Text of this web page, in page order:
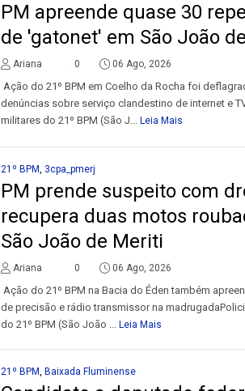
PM apreende quase 30
de 'gatonet' em São João
Ariana 0 06 Ago, 2026
Ação do 21º BPM em Coelho da Rocha foi
denúncias sobre serviço clandestino de internet e
militares do 21º BPM (São J... Leia Mais
21º BPM, 3cpa_pmerj
PM prende suspeito com
recupera duas motos
São João de Meriti
Ariana 0 06 Ago, 2026
Ação do 21º BPM na Bacia do Éden também
de precisão e rádio transmissor na
do 21º BPM (São João ... Leia Mais
21º BPM, Baixada Fluminense